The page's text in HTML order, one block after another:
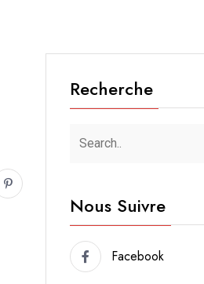
Recherche
Nous Suivre
Facebook